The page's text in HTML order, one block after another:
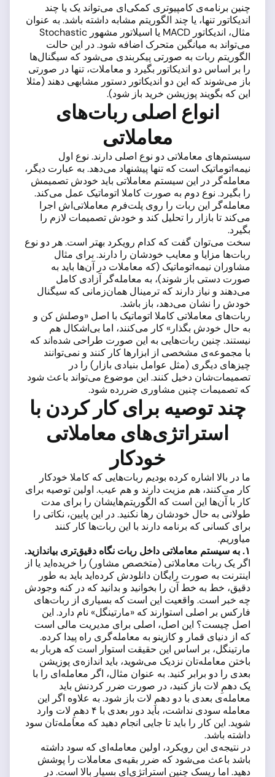
چنین برنامه‌ی کامپیوتری کمکی‌ای می‌تواند یک یا چند
اندیکاتور تنها، یا چند الگوریتم مشابه داشته باشد. به عنوان
مثال، اندیکاتور MACD یا اسیلاتور مشهور Stochastic
می‌تواند به میانگین متحرک اضافه شود. در این حالت
الگوریتم ربات به صورتی پیکربندی می‌شود که سیگنال‌ها
را بر اساس دو اندیکاتور بگیرد و معاملات، تنها در صورتی
باز می‌شوند که این دو اندیکاتور دستور مشابهی دهند (مثلا
این که بگویند پوزیشن خرید باز شود).
انواع اصلی ربات‌های
معاملاتی
سیستم‌های معاملاتی دو نوع اصلی دارند. نوع اول
نیمه‌اتوماتیک است که تنها پیشنهاد می‌دهد. به عبارت دیگر،
معامله‌گر در این سیستم معاملاتی باید خودش تصمیمش
را بگیرد. نوع دوم به صورت کاملا اتوماتیک عمل می‌کند.
معامله‌گر این ربات را روی پلت‌فرم معاملاتی‌اش اجرا
می‌کند تا بازار را تحلیل کند و خودش تصمیمات لازم را
بگیرد.
سخت می‌توان گفت که کدام رویکرد بهتر است. هر دو نوع
ربات‌ها مزایا و معایب خودشان را دارند. برای مثال
مشاوران نیمه‌اتوماتیک (که معاملات در آن‌ها باید به
صورت دستی باز شوند)، به معامله‌گر آزادی کامل
می‌دهند و نیاز دارند که ترمینال همان‌زمانی که سیگنال
خودش را نشان می‌دهد، باز باشد.
ربات‌های معاملاتی کاملا اتوماتیک با اصل «وصلش کن و
به حال خودش بگذار» کار می‌کنند، اما بی‌اشکال هم
نیستند. چنین ربات‌هایی به این صورت طراحی شده‌اند که
با مجموعه‌ی مشخصی از ابزارها کار کنند و نمی‌توانند
چیزهای دیگری (مثل عوامل بنیادی بازار) را در
تصمیمات‌شان دخیل کنند. این موضوع می‌تواند باعث شود
که تصمیمات چنین مشاوری ضررده شود.
چند توصیه برای کار کردن با
استراتژی‌های معاملاتی
خودکار
ما در بالا اشاره کرده بودیم ربات‌هایی که کاملا خودکار
کار می‌کنند، هم مزیت دارند و هم عیب. اولین توصیه برای
کار با آن‌ها این است که الگوریتم‌هایشان را برای مدت
طولانی به حال خودشان رها نکنید. در این پایین، نکاتی را
برای کسانی که برنامه دارند با این ربات‌ها کار کنند
میاوریم.
۱. به سیستم معاملاتی داخل ربات نگاه دقیق‌تری بیاندازید.
اگر یک ربات معاملاتی (متخصص مشاور) را خریده‌اید یا از
اینترنت به صورت رایگان دانلودش کرده‌اید باید به طور
دقیق، خط به خط آن را بخوانید و بدانید که در کنه وجودش
چه خبر است. واقعیت این است که بسیاری از ربات‌های
فارکس بر اصلی استوارند که «مارتینگل» نام دارد. این
اصل چیست؟ این اصل، اصلی برای مدیریت مالی است
که از دنیای قمار و کازینو به معامله‌گری راه پیدا کرده.
مارتینگل، بر اساس این حقیقت استوار است که هربار به
باختن معامله‌تان نزدیک می‌شوید، باید اندازه‌ی پوزیشن
بعدی را دو برابر کنید. به عنوان مثال، اگر معامله‌ای را با
یک دهمِ لات باز کنید، در صورت ضرر کردنش باید
معامله‌ی بعدی با دو دهمِ لات باز شود. به علاوه اگر این
معامله سودی نداشت، باید دور بعدی با ۴ دهمِ لات وارد
شوید. این کار را باید تا جایی انجام دهید که معامله‌تان سود
داشته باشد.
در نتیجه‌ی این رویکرد، اولین معامله‌ای که سود داشته
باشد باعث می‌شود که ضرر بقیه‌ی معاملات را پوشش
دهید. اما ریسک چنین استراتژی‌ای بسیار بالا است. در